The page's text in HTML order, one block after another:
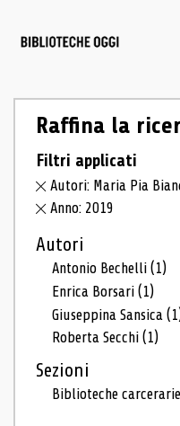
Raffina la
Filtri applicati
Autori: Maria Pia
Anno: 2019
Autori
Antonio Bechelli(1)
Enrica Borsari(1)
Giuseppina Sansica
Roberta Secchi(1)
Sezioni
Biblioteche